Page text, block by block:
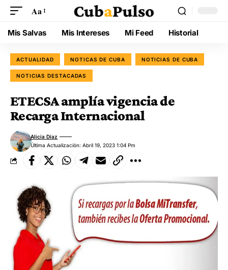
Aa
Mis Salvas Mis Intereses Mi Feed Historial
ACTUALIDAD NOTICAS DE CUBA NOTICIAS DE CUBA
NOTICIAS DESTACADAS
ETECSA amplía vigencia de
Recarga Internacional
Última Actualización: Abril 19, 2023 1:04 Pm
Alicia Díaz